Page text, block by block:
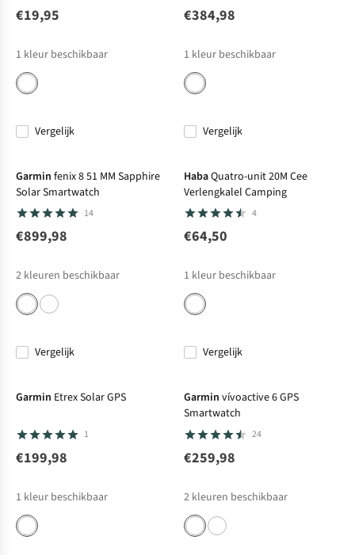
€19,95
1 kleur beschikbaar
Vergelijk
€384,98
1 kleur beschikbaar
Vergelijk
Garmin fenix 8 51 MM Sapphire
Solar Smartwatch
14
€899,98
2 kleuren beschikbaar
Vergelijk
HabaQuatro-unit 20M Cee
Verlengkalel Camping
4
€64,50
1 kleur beschikbaar
Vergelijk
Garmin Etrex Solar GPS
1
€199,98
1 kleur beschikbaar
Garmin vívoactive 6 GPS
Smartwatch
24
€259,98
2 kleuren beschikbaar